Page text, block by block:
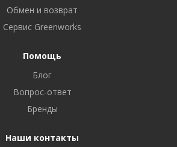
Обмен и возврат
Сервис Greenworks
Помощь
Блог
Вопрос-ответ
Бренды
Наши контакты